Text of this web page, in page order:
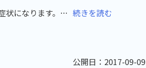
状になります。… 続きを読む
公開日：2017-09-09